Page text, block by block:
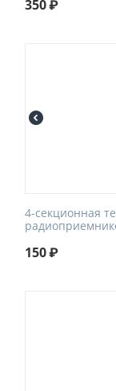
350₽
4-секционная
150₽